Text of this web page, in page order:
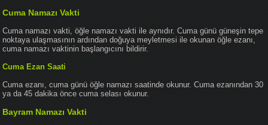
Cuma Namazı Vakti
Cuma namazı vakti, öğle namazı vakti ile aynıdır. Cuma günü güneşin tepe
noktaya ulaşmasının ardından doğuya meyletmesi ile okunan öğle ezanı,
cuma namazı vaktinin başlangıcını bildirir.
Cuma Ezan Saati
Cuma ezanı, cuma günü öğle namazı saatinde okunur. Cuma ezanından 30
ya da 45 dakika önce cuma selası okunur.
Bayram Namazı Vakti